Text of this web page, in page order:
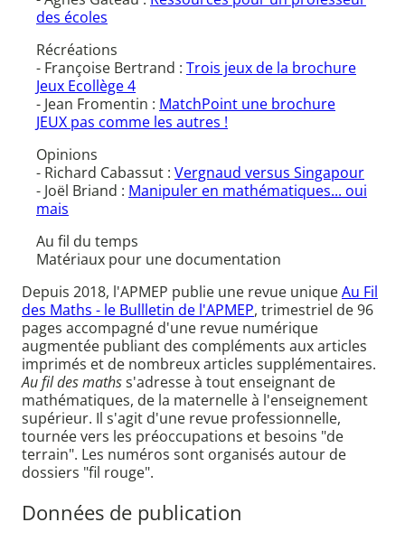
des écoles
Récréations
- Françoise Bertrand : Trois jeux de la brochure
Jeux Ecollège 4
- Jean Fromentin : MatchPoint une brochure
JEUX pas comme les autres !
Opinions
- Richard Cabassut : Vergnaud versus Singapour
- Joël Briand : Manipuler en mathématiques... oui
mais
Au fil du temps
Matériaux pour une documentation
Depuis 2018, l'APMEP publie une revue uniqueAu Fil
des Maths - le Bullletin de l'APMEP, trimestriel de 96
pages accompagné d'une revue numérique
augmentée publiant des compléments aux articles
imprimés et de nombreux articles supplémentaires.
Au fil des mathss'adresse à tout enseignant de
mathématiques, de la maternelle à l'enseignement
supérieur. Il s'agit d'une revue professionnelle,
tournée vers les préoccupations et besoins "de
terrain". Les numéros sont organisés autour de
dossiers "fil rouge".
Données de publication